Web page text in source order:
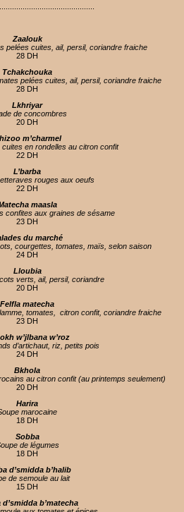
Zaalouk
pelées cuites, ail, persil, coriandre fraiche
28 DH
Tchakchouka
pelées cuites, ail, persil, coriandre fraiche
28 DH
Lkhriyar
de concombres
20 DH
m’charmel
en rondelles au citron confit
22 DH
L’barba
rouges aux oeufs
22 DH
maasla
confites aux graines de sésame
23 DH
du marché
courgettes, tomates, maïs, selon saison
24 DH
Lloubia
verts, ail, persil, coriandre
20 DH
Felfla matecha
tomates, citron confit, coriandre fraiche
23 DH
w’jlbana w’roz
d’artichaut, riz, petits pois
24 DH
Bkhola
au citron confit (au printemps seulement)
20 DH
Harira
marocaine
18 DH
Sobba
de légumes
18 DH
d’smidda b’halib
de semoule au lait
15 DH
d’smidda b’matecha